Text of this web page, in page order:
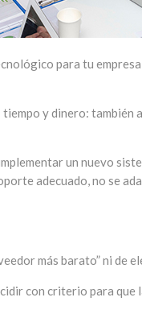
para tu
y dinero:
un nuevo
adecuado, no se
más barato” ni de
con criterio para